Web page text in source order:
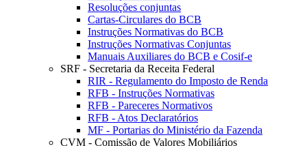
Resoluções conjuntas
Cartas-Circulares do BCB
Instruções Normativas do BCB
Instruções Normativas Conjuntas
Manuais Auxiliares do BCB e Cosif-e
SRF - Secretaria da Receita Federal
RIR - Regulamento do Imposto de Renda
RFB - Instruções Normativas
RFB - Pareceres Normativos
RFB - Atos Declaratórios
MF - Portarias do Ministério da Fazenda
CVM - Comissão de Valores Mobiliários